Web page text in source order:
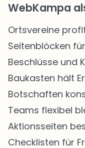
WebKampa
Ortsvereine
Seitenblöcken
Beschlüsse und
Baukasten hält
Botschaften
Teams flexibel
Aktionsseiten
Checklisten für